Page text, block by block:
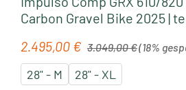
Carbon Gravel Bike 2025 |
Verkaufspreis:
2.495,00 € 3.049,00 €(18%
28" - M 28" - XL